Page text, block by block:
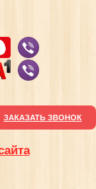
ЗАКАЗАТЬ ЗВОНОК